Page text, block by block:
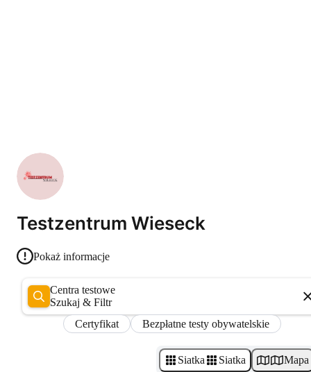
Testzentrum Wieseck
Pokaż informacje
Centra testowe
Szukaj & Filtr
Certyfikat
Bezpłatne testy obywatelskie
Siatka Siatka Mapa